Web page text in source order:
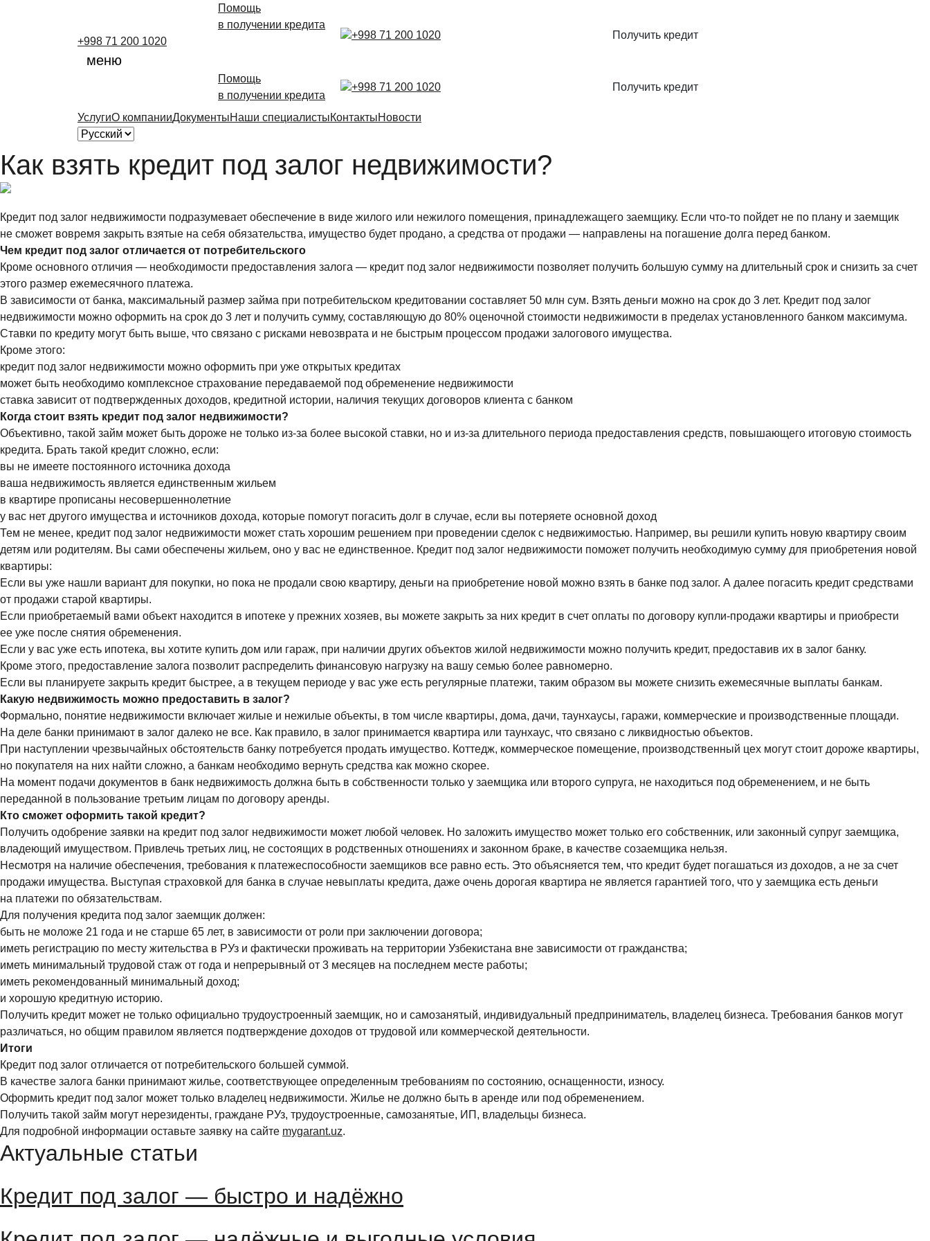
Помощь
в получении кредита
+998 71 200 1020
меню
+998 71 200 1020 Получить кредит
Помощь
в получении кредита
+998 71 200 1020 Получить кредит
УслугиО компанииДокументыНаши специалистыКонтактыНовости
Как взять кредит под залог недвижимости?
Кредит под залог недвижимости подразумевает обеспечение в виде жилого или нежилого помещения, принадлежащего заемщику. Если что-то пойдет не по плану и заемщик
не сможет вовремя закрыть взятые на себя обязательства, имущество будет продано, а средства от продажи — направлены на погашение долга перед банком.
Чем кредит под залог отличается от потребительского
Кроме основного отличия — необходимости предоставления залога — кредит под залог недвижимости позволяет получить большую сумму на длительный срок и снизить за счет
этого размер ежемесячного платежа.
В зависимости от банка, максимальный размер займа при потребительском кредитовании составляет 50 млн сум. Взять деньги можно на срок до 3 лет. Кредит под залог
недвижимости можно оформить на срок до 3 лет и получить сумму, составляющую до 80% оценочной стоимости недвижимости в пределах установленного банком максимума.
Ставки по кредиту могут быть выше, что связано с рисками невозврата и не быстрым процессом продажи залогового имущества.
Кроме этого:
кредит под залог недвижимости можно оформить при уже открытых кредитах
может быть необходимо комплексное страхование передаваемой под обременение недвижимости
ставка зависит от подтвержденных доходов, кредитной истории, наличия текущих договоров клиента с банком
Когда стоит взять кредит под залог недвижимости?
Объективно, такой займ может быть дороже не только из-за более высокой ставки, но и из-за длительного периода предоставления средств, повышающего итоговую стоимость
кредита. Брать такой кредит сложно, если:
вы не имеете постоянного источника дохода
ваша недвижимость является единственным жильем
в квартире прописаны несовершеннолетние
у вас нет другого имущества и источников дохода, которые помогут погасить долг в случае, если вы потеряете основной доход
Тем не менее, кредит под залог недвижимости может стать хорошим решением при проведении сделок с недвижимостью. Например, вы решили купить новую квартиру своим
детям или родителям. Вы сами обеспечены жильем, оно у вас не единственное. Кредит под залог недвижимости поможет получить необходимую сумму для приобретения новой
квартиры:
Если вы уже нашли вариант для покупки, но пока не продали свою квартиру, деньги на приобретение новой можно взять в банке под залог. А далее погасить кредит средствами
от продажи старой квартиры.
Если приобретаемый вами объект находится в ипотеке у прежних хозяев, вы можете закрыть за них кредит в счет оплаты по договору купли-продажи квартиры и приобрести
ее уже после снятия обременения.
Если у вас уже есть ипотека, вы хотите купить дом или гараж, при наличии других объектов жилой недвижимости можно получить кредит, предоставив их в залог банку.
Кроме этого, предоставление залога позволит распределить финансовую нагрузку на вашу семью более равномерно.
Если вы планируете закрыть кредит быстрее, а в текущем периоде у вас уже есть регулярные платежи, таким образом вы можете снизить ежемесячные выплаты банкам.
Какую недвижимость можно предоставить в залог?
Формально, понятие недвижимости включает жилые и нежилые объекты, в том числе квартиры, дома, дачи, таунхаусы, гаражи, коммерческие и производственные площади.
На деле банки принимают в залог далеко не все. Как правило, в залог принимается квартира или таунхаус, что связано с ликвидностью объектов.
При наступлении чрезвычайных обстоятельств банку потребуется продать имущество. Коттедж, коммерческое помещение, производственный цех могут стоит дороже квартиры,
но покупателя на них найти сложно, а банкам необходимо вернуть средства как можно скорее.
На момент подачи документов в банк недвижимость должна быть в собственности только у заемщика или второго супруга, не находиться под обременением, и не быть
переданной в пользование третьим лицам по договору аренды.
Кто сможет оформить такой кредит?
Получить одобрение заявки на кредит под залог недвижимости может любой человек. Но заложить имущество может только его собственник, или законный супруг заемщика,
владеющий имуществом. Привлечь третьих лиц, не состоящих в родственных отношениях и законном браке, в качестве созаемщика нельзя.
Несмотря на наличие обеспечения, требования к платежеспособности заемщиков все равно есть. Это объясняется тем, что кредит будет погашаться из доходов, а не за счет
продажи имущества. Выступая страховкой для банка в случае невыплаты кредита, даже очень дорогая квартира не является гарантией того, что у заемщика есть деньги
на платежи по обязательствам.
Для получения кредита под залог заемщик должен:
быть не моложе 21 года и не старше 65 лет, в зависимости от роли при заключении договора;
иметь регистрацию по месту жительства в РУз и фактически проживать на территории Узбекистана вне зависимости от гражданства;
иметь минимальный трудовой стаж от года и непрерывный от 3 месяцев на последнем месте работы;
иметь рекомендованный минимальный доход;
и хорошую кредитную историю.
Получить кредит может не только официально трудоустроенный заемщик, но и самозанятый, индивидуальный предприниматель, владелец бизнеса. Требования банков могут
различаться, но общим правилом является подтверждение доходов от трудовой или коммерческой деятельности.
Итоги
Кредит под залог отличается от потребительского большей суммой.
В качестве залога банки принимают жилье, соответствующее определенным требованиям по состоянию, оснащенности, износу.
Оформить кредит под залог может только владелец недвижимости. Жилье не должно быть в аренде или под обременением.
Получить такой займ могут нерезиденты, граждане РУз, трудоустроенные, самозанятые, ИП, владельцы бизнеса.
Для подробной информации оставьте заявку на сайте mygarant.uz.
Актуальные статьи
Кредит под залог — быстро и надёжно